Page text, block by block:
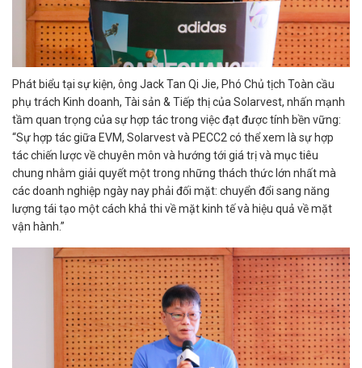
Phát biểu tại sự kiện, ông Jack Tan Qi Jie, Phó Chủ tịch Toàn cầu
phụ trách Kinh doanh, Tài sản & Tiếp thị của Solarvest, nhấn mạnh
tầm quan trọng của sự hợp tác trong việc đạt được tính bền vững:
“Sự hợp tác giữa EVM, Solarvest và PECC2 có thể xem là sự hợp
tác chiến lược về chuyên môn và hướng tới giá trị và mục tiêu
chung nhằm giải quyết một trong những thách thức lớn nhất mà
các doanh nghiệp ngày nay phải đối mặt: chuyển đổi sang năng
lượng tái tạo một cách khả thi về mặt kinh tế và hiệu quả về mặt
vận hành.”